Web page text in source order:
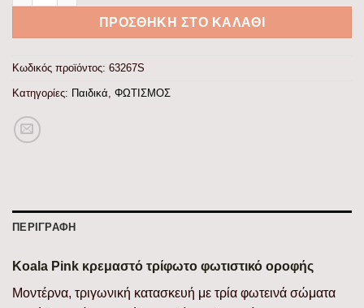
ΠΡΟΣΘΉΚΗ ΣΤΟ ΚΑΛΆΘΙ
Κωδικός προϊόντος: 63267S
Κατηγορίες: Παιδικά ΦΩΤΙΣΜΟΣ
ΠΕΡΙΓΡΑΦΉ
Koala Pink κρεμαστό τρίφωτο φωτιστικό οροφής
Μοντέρνα, τριγωνική κατασκευή με τρία φωτεινά σώματα